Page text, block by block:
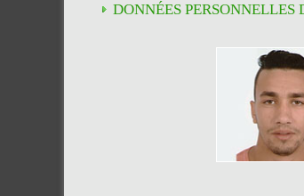
DONNÉES PERSONNELLES